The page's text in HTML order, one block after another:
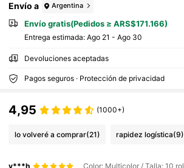
Envío a Argentina
Envío gratis(Pedidos ≥ ARS$171.166)
Entrega estimada: Ago 21 - Ago 30
Devoluciones aceptadas
Pagos seguros · Protección de privacidad
4,95 (1000+)
lo volveré a comprar(21) rapidez logística(9)
v***h